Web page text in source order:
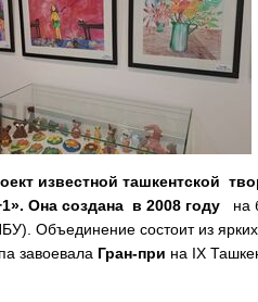
известной ташкентской
Она создана в 2008 году
на
Объединение состоит из
завоевала Гран-при на IX